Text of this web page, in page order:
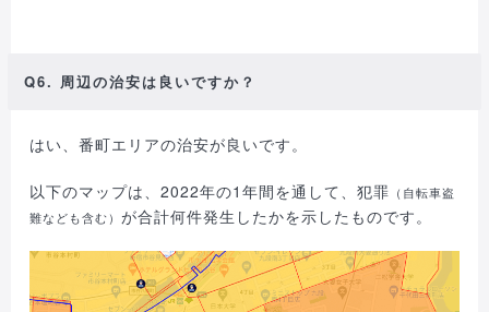
Q6. 周辺の治安は良いですか？
はい、番町エリアの治安が良いです。
以下のマップは、2022年の1年間を通して、犯罪 （自転車盗
難なども含む）が合計何件発生したかを示したものです。